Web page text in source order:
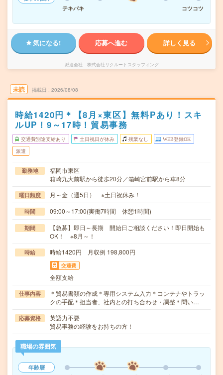
テキパキ
コツコツ
気になる! 応募へ進む 詳しく見る
派遣会社 株式会社リクルートスタッフィング
未読 掲載日 2026/08/08
時給1420円＊【8月×東区】無料Pあり！スキ
ルUP！9～17時！貿易事務
交通費別途支給あり 土日祝日が休み 残業なし WEB登録OK
派遣
勤務地
福岡市東区
箱崎九大前駅から徒歩20分／箱崎宮前駅から車8分
曜日頻度 月～金（週5日） ※土日祝休み！
時間 09:00～17:00(実働7時間 休憩1時間)
期間
【急募】即日～長期 開始日ご相談ください！即日開始も
OK！ ※8月～！
時給 時給1420円 月収例 198,800円
交通費
全額支給
仕事内容
＊貿易書類の作成＊専用システム入力＊コンテナやトラッ
クの手配＊担当者、社内との打ち合わせ・調整＊問い…
応募資格
英語力不要
貿易事務の経験をお持ちの方！
職場の雰囲気
年齢層